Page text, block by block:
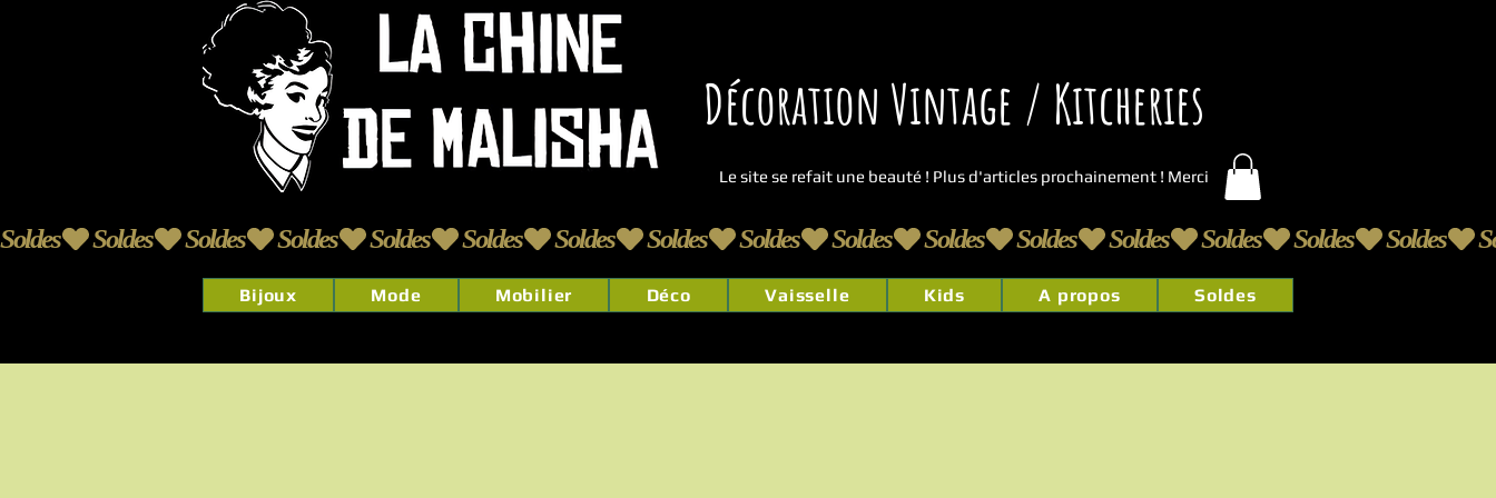
Décoration Vintage / Kitcheries
Le site se refait une beauté ! Plus d'articles prochainement ! Merci
Soldes
Bijoux Mode Mobilier Déco Vaisselle Kids A propos Soldes